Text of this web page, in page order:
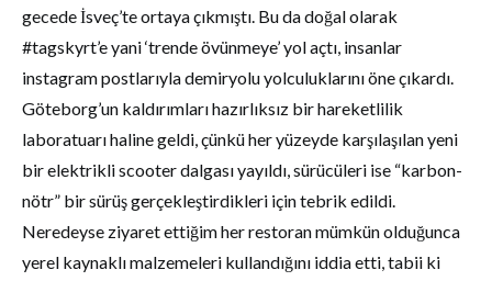
gecede İsveç’te ortaya çıkmıştı. Bu da doğal olarak
#tagskyrt’e yani ‘trende övünmeye’ yol açtı, insanlar
instagram postlarıyla demiryolu yolculuklarını öne çıkardı.
Göteborg’un kaldırımları hazırlıksız bir hareketlilik
laboratuarı haline geldi, çünkü her yüzeyde karşılaşılan yeni
bir elektrikli scooter dalgası yayıldı, sürücüleri ise “karbon-
nötr” bir sürüş gerçekleştirdikleri için tebrik edildi.
Neredeyse ziyaret ettiğim her restoran mümkün olduğunca
yerel kaynaklı malzemeleri kullandığını iddia etti, tabii ki